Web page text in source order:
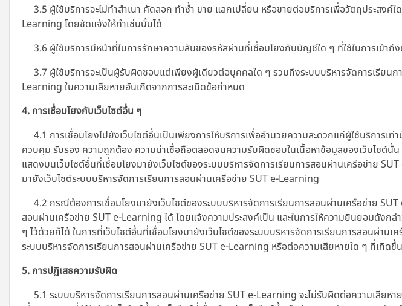
3.5 ผู้ใช้บริการจะไม่ทำสำเนา คัดลอก ทำซ้ำ ขาย แลกเปลี่ยน หรือขายต่อบริการเพื่อวัตถุประสงค์
Learning โดยชัดแจ้งให้ทำเช่นนั้นได้
3.6 ผู้ใช้บริการมีหน้าที่ในการรักษาความลับของรหัสผ่านที่เชื่อมโยงกับบัญชีใด ๆ ที่ใช้ในการเข้าถึ
3.7 ผู้ใช้บริการจะเป็นผู้รับผิดชอบแต่เพียงผู้เดียวต่อบุคคลใด ๆ รวมถึงระบบบริหารจัดการเรียน
Learning ในความเสียหายอันเกิดจากการละเมิดข้อกำหนด
4. การเชื่อมโยงกับเว็บไซต์อื่น ๆ
4.1 การเชื่อมโยงไปยังเว็บไซต์อื่นเป็นเพียงการให้บริการเพื่ออำนวยความสะดวกแก่ผู้ใช้บริการ
ควบคุม รับรอง ความถูกต้อง ความน่าเชื่อถือตลอดจนความรับผิดชอบในเนื้อหาข้อมูลของเว็บไซต์นั้
แสดงบนเว็บไซต์อื่นที่เชื่อมโยงมายังเว็บไซต์ของระบบบริหารจัดการเรียนการสอนผ่านเครือข่าย
มายังเว็บไซต์ระบบบริหารจัดการเรียนการสอนผ่านเครือข่าย SUT e-Learning
4.2 กรณีต้องการเชื่อมโยงมายังเว็บไซต์ของระบบบริหารจัดการเรียนการสอนผ่านเครือข่าย
สอนผ่านเครือข่าย SUT e-Learning ได้ โดยแจ้งความประสงค์เป็น และในการให้ความยินยอมดังก
ๆ ไว้ด้วยก็ได้ ในการที่เว็บไซต์อื่นที่เชื่อมโยงมายังเว็บไซต์ของระบบบริหารจัดการเรียนการสอนผ่า
ระบบบริหารจัดการเรียนการสอนผ่านเครือข่าย SUT e-Learning หรือต่อความเสียหายใด ๆ ที่เกิดขึ้น
5. การปฏิเสธความรับผิด
5.1 ระบบบริหารจัดการเรียนการสอนผ่านเครือข่าย SUT e-Learning จะไม่รับผิดต่อความเสียห